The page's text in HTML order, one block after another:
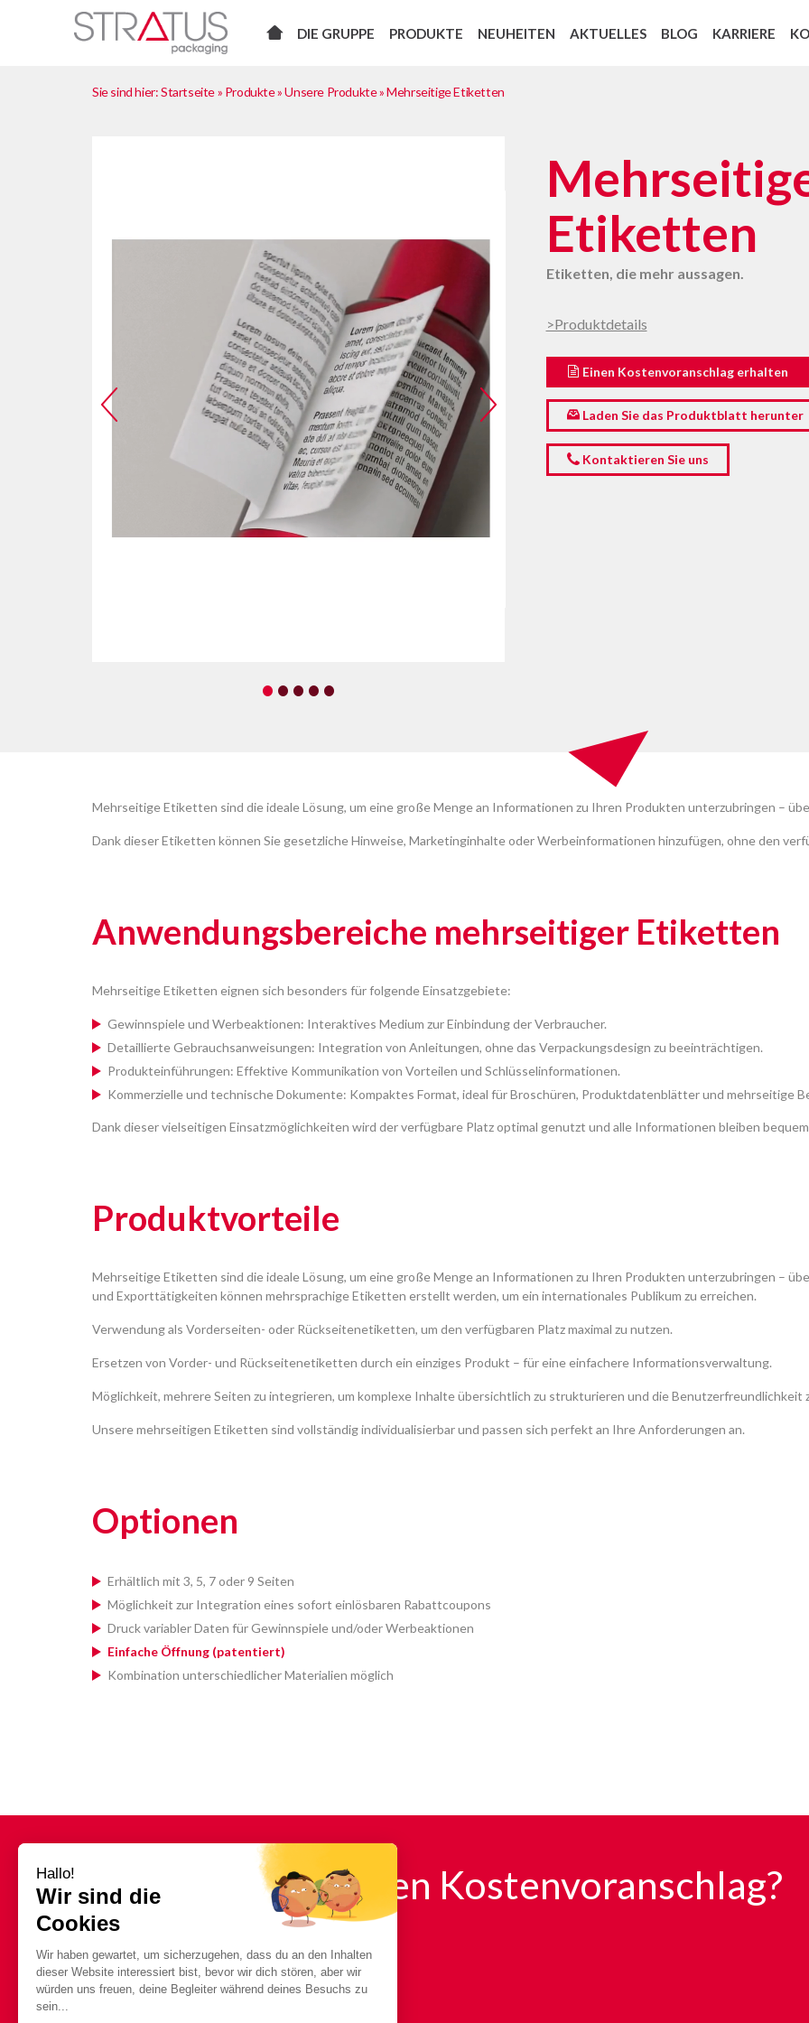
DIE GRUPPE PRODUKTE NEUHEITEN AKTUELLES BLOG KARRIERE
Sie sind hier:Startseite» Produkte»Unsere Produkte»Mehrseitige Etiketten
•••••
Etiketten
Etiketten, die mehr aussagen.
>Produktdetails
Einen Kostenvoranschlag erhalten
Laden Sie das Produktblatt herunter
Kontaktieren Sie uns
Mehrseitige Etiketten sind die ideale Lösung, um eine große Menge an Informationen zu Ihren Produkten unterzubringen –
Dank dieser Etiketten können Sie gesetzliche Hinweise, Marketinginhalte oder Werbeinformationen hinzufügen, ohne den
Anwendungsbereiche mehrseitiger Etiketten
Mehrseitige Etiketten eignen sich besonders für folgende Einsatzgebiete:
Gewinnspiele und Werbeaktionen: Interaktives Medium zur Einbindung der Verbraucher.
Detaillierte Gebrauchsanweisungen: Integration von Anleitungen, ohne das Verpackungsdesign zu beeinträchtigen.
Produkteinführungen: Effektive Kommunikation von Vorteilen und Schlüsselinformationen.
Kommerzielle und technische Dokumente: Kompaktes Format, ideal für Broschüren, Produktdatenblätter und mehrseitige
Dank dieser vielseitigen Einsatzmöglichkeiten wird der verfügbare Platz optimal genutzt und alle Informationen bleiben
Produktvorteile
Mehrseitige Etiketten sind die ideale Lösung, um eine große Menge an Informationen zu Ihren Produkten unterzubringen –
und Exporttätigkeiten können mehrsprachige Etiketten erstellt werden, um ein internationales Publikum zu erreichen.
Verwendung als Vorderseiten- oder Rückseitenetiketten, um den verfügbaren Platz maximal zu nutzen.
Ersetzen von Vorder- und Rückseitenetiketten durch ein einziges Produkt – für eine einfachere Informationsverwaltung.
Möglichkeit, mehrere Seiten zu integrieren, um komplexe Inhalte übersichtlich zu strukturieren und die Benutzerfreundlichkeit
Unsere mehrseitigen Etiketten sind vollständig individualisierbar und passen sich perfekt an Ihre Anforderungen an.
Optionen
Erhältlich mit 3, 5, 7 oder 9 Seiten
Möglichkeit zur Integration eines sofort einlösbaren Rabattcoupons
Druck variabler Daten für Gewinnspiele und/oder Werbeaktionen
Einfache Öffnung (patentiert)
Kombination unterschiedlicher Materialien möglich
Brauchen Sie einen Kostenvoranschlag?
Informationen?